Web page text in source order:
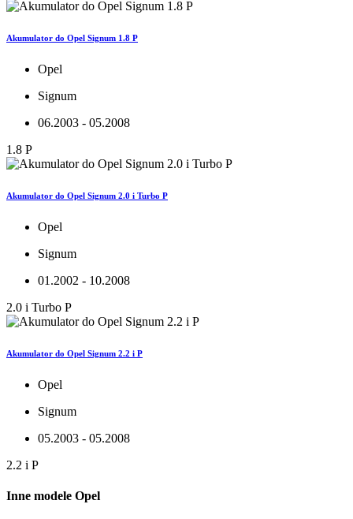
Akumulator do Opel Signum 1.8 P
Opel
Signum
06.2003 - 05.2008
1.8 P
Akumulator do Opel Signum 2.0 i Turbo P
Opel
Signum
01.2002 - 10.2008
2.0 i Turbo P
Akumulator do Opel Signum 2.2 i P
Opel
Signum
05.2003 - 05.2008
2.2 i P
Inne modele Opel